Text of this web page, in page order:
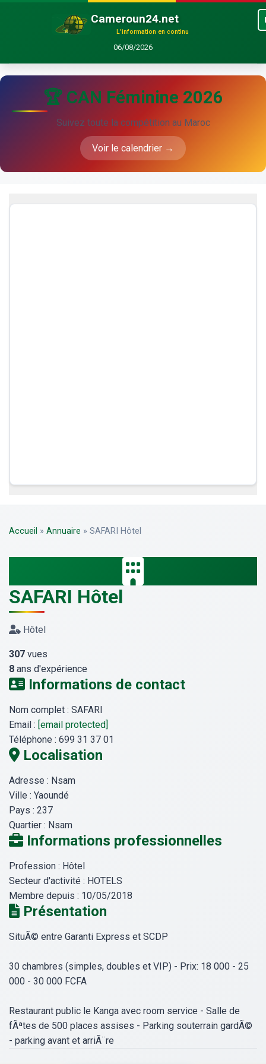
Cameroun24.net
L'information en continu
06/08/2026
🏆 CAN Féminine 2026
Suivez toute la compétition au Maroc
Voir le calendrier →
Accueil » Annuaire » SAFARI Hôtel
SAFARI Hôtel
Hôtel
307 vues
8 ans d'expérience
Informations de contact
Nom complet : SAFARI
Email : [email protected]
Téléphone : 699 31 37 01
Localisation
Adresse : Nsam
Ville : Yaoundé
Pays : 237
Quartier : Nsam
Informations professionnelles
Profession : Hôtel
Secteur d'activité : HOTELS
Membre depuis : 10/05/2018
Présentation
SituÃ© entre Garanti Express et SCDP
30 chambres (simples, doubles et VIP) - Prix: 18 000 - 25
000 - 30 000 FCFA
Restaurant public le Kanga avec room service - Salle de
fÃªtes de 500 places assises - Parking souterrain gardÃ©
- parking avant et arriÃ¨re